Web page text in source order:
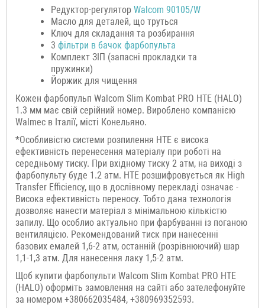
Редуктор-регулятор Walcom 90105/W
Масло для деталей, що труться
Ключ для складання та розбирання
3 фільтри в бачок фарбопульта
Комплект ЗІП (запасні прокладки та
пружинки)
Йоржик для чищення
Кожен фарбопульп Walcom Slim Kombat PRO HTE (HALO)
1.3 мм має свій серійний номер. Вироблено компанією
Walmec в Італії, місті Конельяно.
*Особливістю системи розпилення HTE є висока
ефективність перенесення матеріалу при роботі на
середньому тиску. При вхідному тиску 2 атм, на виході з
фарбопульту буде 1.2 атм. HTE розшифровується як High
Transfer Efficiency, що в дослівному перекладі означає -
Висока ефективність переносу. Тобто дана технологія
дозволяє нанести матеріал з мінімальною кількістю
запилу. Що особлио актуально при фарбуванні із поганою
вентиляцією. Рекомендований тиск при нанесенні
базових емалей 1,6-2 атм, останній (розрівнюючий) шар
1,1-1,3 атм. Для нанесення лаку 1,5-2 атм.
Щоб купити фарбопульти Walcom Slim Kombat PRO HTE
(HALO) оформіть замовлення на сайті або зателефонуйте
за номером +380662035484, +380969352593.